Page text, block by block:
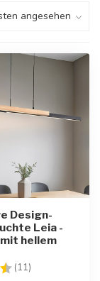
Design-
Leia -
hellem
(11)